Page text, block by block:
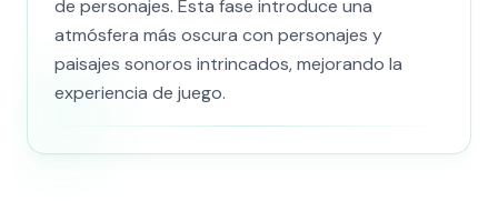
de personajes. Esta fase introduce una
atmósfera más oscura con personajes y
paisajes sonoros intrincados, mejorando la
experiencia de juego.